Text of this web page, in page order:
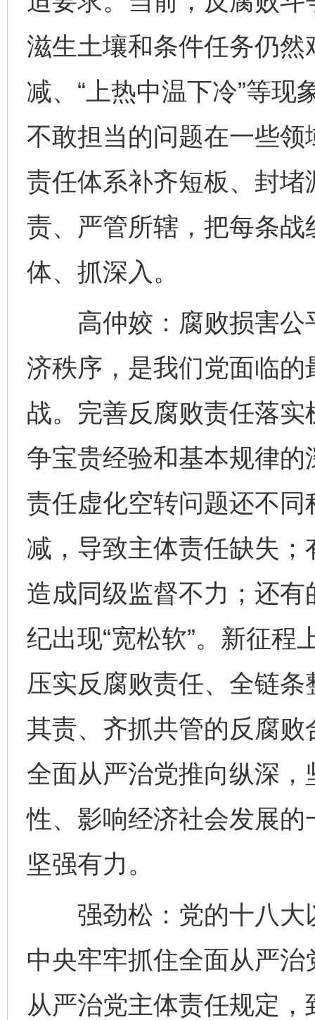
滋生土壤和条件任务仍
减、“上热中温下冷”等
不敢担当的问题在一些
责任体系补齐短板、封
责、严管所辖，把每条
体、抓深入。
高仲姣：腐败损害公
济秩序，是我们党面临
战。完善反腐败责任落
争宝贵经验和基本规律
责任虚化空转问题还不
减，导致主体责任缺失；
造成同级监督不力；还
纪出现“宽松软”。新征程
压实反腐败责任、全链
其责、齐抓共管的反腐
全面从严治党推向纵深
性、影响经济社会发展
坚强有力。
强劲松：党的十八大
中央牢牢抓住全面从严治
从严治党主体责任规定